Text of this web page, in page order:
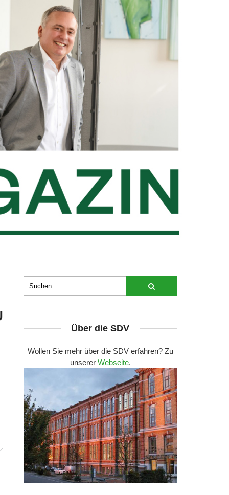
Über die SDV
Wollen Sie mehr über die SDV erfahren? Zu
unserer Webseite.